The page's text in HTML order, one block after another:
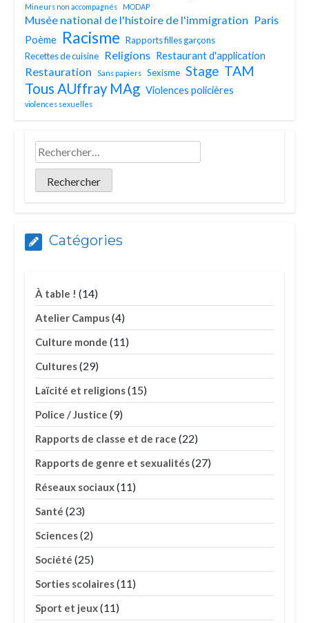
Mineurs non accompagnés MODAP
Musée national de l'histoire de l'immigration Paris
Poème Racisme Rapports filles garçons
Recettes de cuisine
Religions Restaurant d'application
Restauration Sans papiers Sexisme Stage TAM
Tous AUffray MAg Violences policières
violences sexuelles
Catégories
À table ! (14)
Atelier Campus(4)
Culture monde (11)
Cultures(29)
Laïcité et religions(15)
Police / Justice (9)
Rapports de classe et de race (22)
Rapports de genre et sexualités(27)
Réseaux sociaux(11)
Santé (23)
Sciences(2)
Société (25)
Sorties scolaires(11)
Sport et jeux(11)